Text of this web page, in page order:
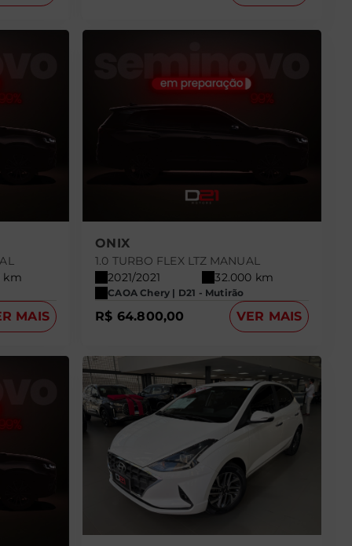
km
MAIS
ONIX
1.0 TURBO FLEX LTZ MANUAL
2021/2021
32.000 km
CAOA Chery | D21 - Mutirão
R$ 64.800,00 VER MAIS